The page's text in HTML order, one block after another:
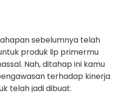
sebelumnya telah
produk lip primermu
Nah, ditahap ini kamu
terhadap kinerja
telah jadi dibuat.